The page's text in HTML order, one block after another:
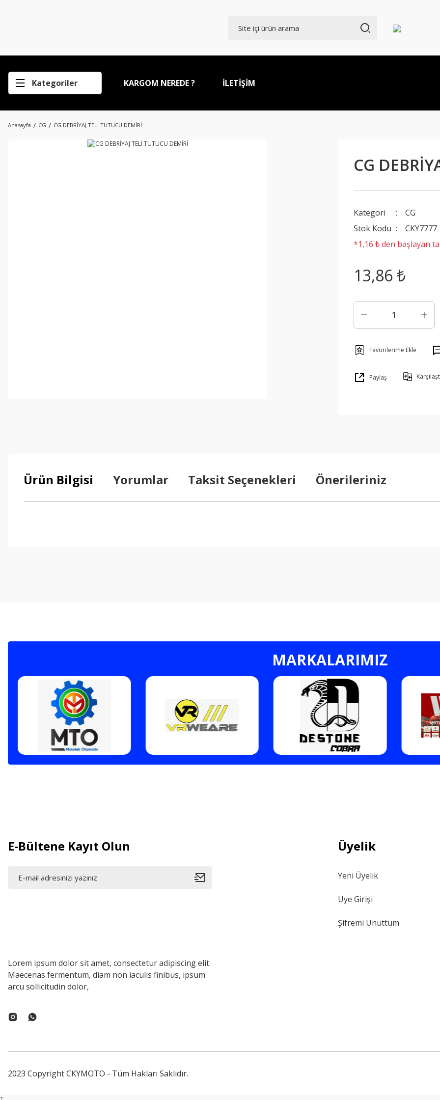
Kategoriler KARGOM NEREDE ? İLETİŞİM
Anasayfa CG CG DEBRİYAJ TELİ TUTUCU DEMİRİ
CG
Kategori
CG
Stok Kodu
CKY7777
*1,16 ₺ den başlayan
13,86 ₺
Paylaş
Ürün Bilgisi Yorumlar Taksit Seçenekleri Önerileriniz
Gönder
MARKALARIMIZ
E-Bültene Kayıt Olun
Lorem ipsum dolor sit amet, consectetur adipiscing elit.
Maecenas fermentum, diam non iaculis finibus, ipsum
arcu sollicitudin dolor,
Üyelik
Yeni Üyelik
Üye Girişi
Şifremi Unuttum
2023 Copyright CKYMOTO - Tüm Hakları Saklıdır.